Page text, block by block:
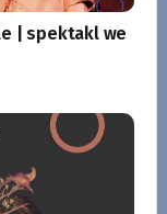
| spektakl we